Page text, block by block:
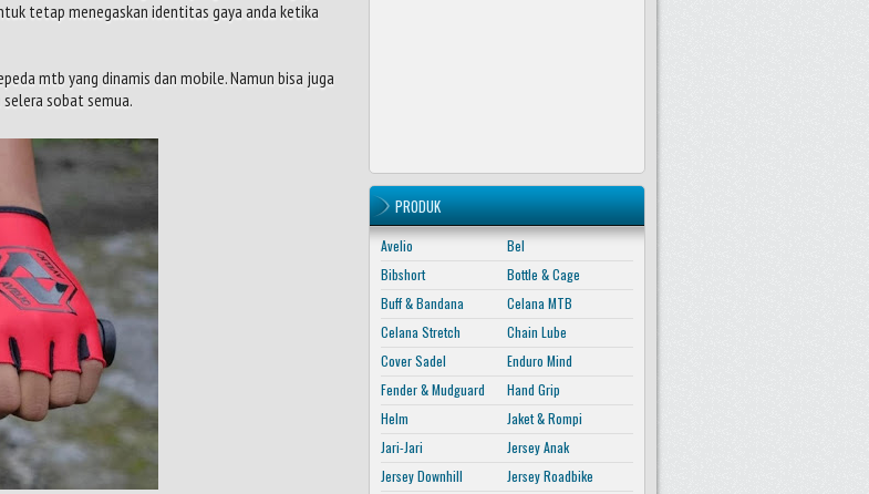
tetap menegaskan identitas gaya anda ketika
mtb yang dinamis dan mobile. Namun bisa juga
sobat semua.
PRODUK
Avelio
Bel
Bibshort
Bottle & Cage
Buff & Bandana
Celana MTB
Celana Stretch
Chain Lube
Cover Sadel
Enduro Mind
Fender & Mudguard
Hand Grip
Helm
Jaket & Rompi
Jari-Jari
Jersey Anak
Jersey Downhill
Jersey Roadbike